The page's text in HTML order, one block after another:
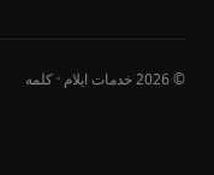
© 2026 خدمات ایلام · کلمه